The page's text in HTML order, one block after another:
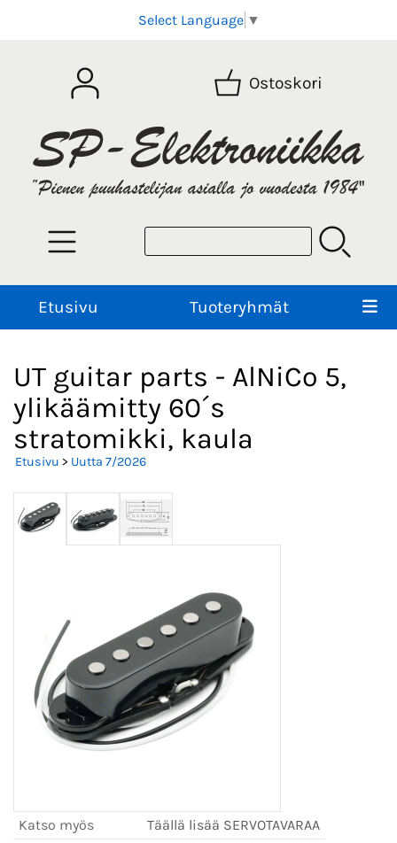
Select Language ▼
Ostoskori
Etusivu Tuoteryhmät
UT guitar parts - AlNiCo 5,
ylikäämitty 60´s
stratomikki, kaula
Etusivu > Uutta 7/2026
Katso myös
Täällä lisää SERVOTAVARAA